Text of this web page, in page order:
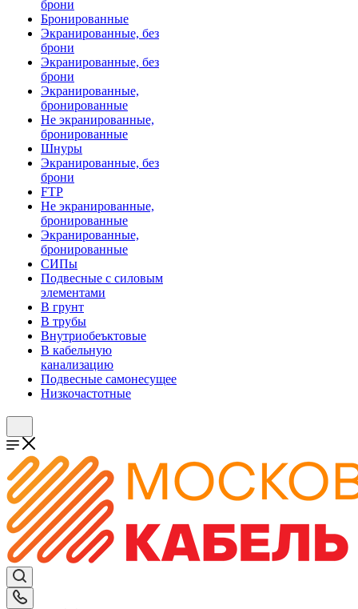
брони
Бронированные
Экранированные, без
брони
Экранированные, без
брони
Экранированные,
бронированные
Не экранированные,
бронированные
Шнуры
Экранированные, без
брони
FTP
Не экранированные,
бронированные
Экранированные,
бронированные
СИПы
Подвесные с силовым
элементами
В грунт
В трубы
Внутриобеъктовые
В кабельную
канализацию
Подвесные самонесущее
Низкочастотные